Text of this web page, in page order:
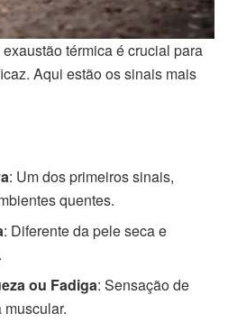
térmica é crucial para
Aqui estão os sinais mais
: Um dos primeiros sinais,
quentes.
: Diferente da pele seca e
ou Fadiga: Sensação de